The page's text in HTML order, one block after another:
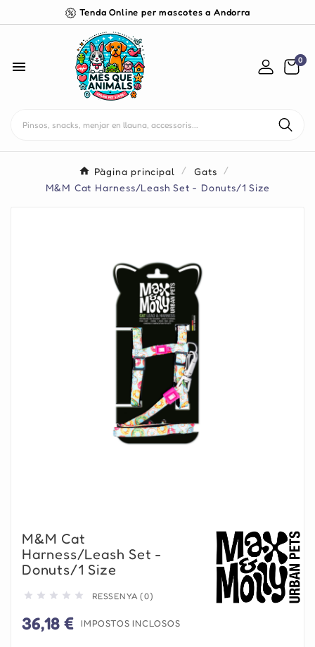
Tenda Online per mascotes a Andorra
 0
Pàgina principal
Gats
M&M Cat Harness/Leash Set - Donuts/1 Size
M&M Cat
Harness/Leash Set -
Donuts/1 Size
     RESSENYA (0)
36,18 € IMPOSTOS INCLOSOS